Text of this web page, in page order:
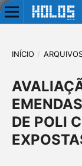
INÍCIO /
DE POLI